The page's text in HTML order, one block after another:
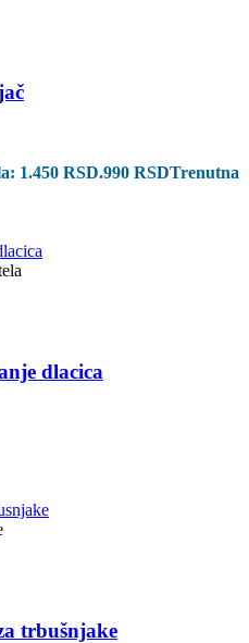
1.450 RSD.990 RSDTrenutna
dlacica
trbušnjake